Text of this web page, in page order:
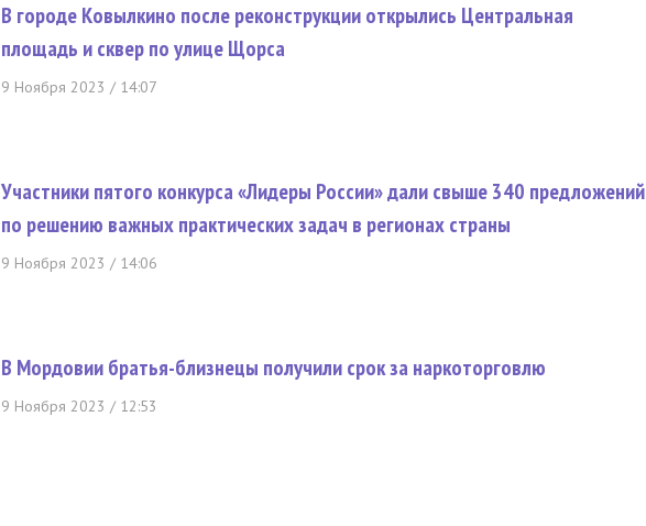
В городе Ковылкино после реконструкции открылись Центральная
площадь и сквер по улице Щорса
9 Ноября 2023 / 14:07
Участники пятого конкурса «Лидеры России» дали свыше 340 предложений
по решению важных практических задач в регионах страны
9 Ноября 2023 / 14:06
В Мордовии братья-близнецы получили срок за наркоторговлю
9 Ноября 2023 / 12:53